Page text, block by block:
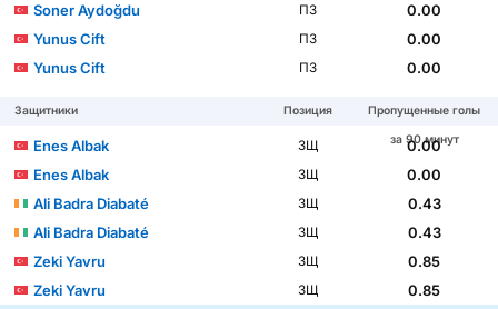
Soner Aydoğdu ПЗ
0.00
Yunus Cift
ПЗ
0.00
Yunus Cift
ПЗ 0.00
Защитники Позиция
Пропущенные голы
за 90 минут
Enes Albak ЗЩ
0.00
Enes Albak
ЗЩ
0.00
Ali Badra Diabaté
ЗЩ
0.43
Ali Badra Diabaté
ЗЩ
0.43
Zeki Yavru
ЗЩ
0.85
Zeki Yavru
ЗЩ
0.85